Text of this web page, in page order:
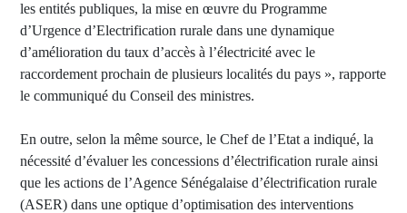
les entités publiques, la mise en œuvre du Programme
d’Urgence d’Electrification rurale dans une dynamique
d’amélioration du taux d’accès à l’électricité avec le
raccordement prochain de plusieurs localités du pays », rapporte
le communiqué du Conseil des ministres.
En outre, selon la même source, le Chef de l’Etat a indiqué, la
nécessité d’évaluer les concessions d’électrification rurale ainsi
que les actions de l’Agence Sénégalaise d’électrification rurale
(ASER) dans une optique d’optimisation des interventions